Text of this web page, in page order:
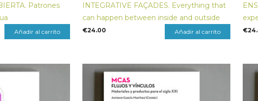
Patrones
Añadir al carrito
INTEGRATIVE FAÇADES. Everything that
can happen between inside and outside
€24.00 Añadir al carrito €